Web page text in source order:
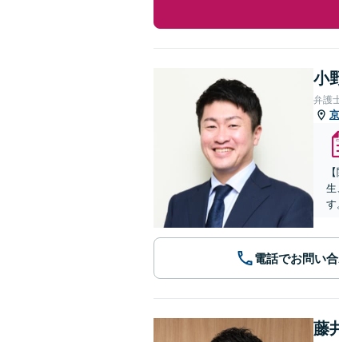
小
弁護
生
す
電話でお問い
藤